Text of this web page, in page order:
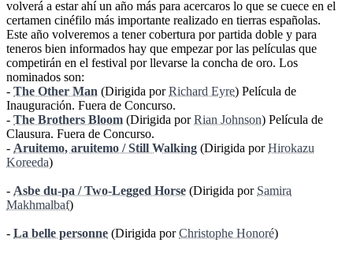
volverá a estar ahí un año más para acercaros lo que se cuece en el
certamen cinéfilo más importante realizado en tierras españolas.
Este año volveremos a tener cobertura por partida doble y para
teneros bien informados hay que empezar por las películas que
competirán en el festival por llevarse la concha de oro. Los
nominados son:
- The Other Man (Dirigida porRichard Eyre) Película de
Inauguración. Fuera de Concurso.
- The Brothers Bloom (Dirigida porRian Johnson) Película de
Clausura. Fuera de Concurso.
- Aruitemo, aruitemo / Still Walking (Dirigida porHirokazu
Koreeda)
- Asbe du-pa / Two-Legged Horse (Dirigida por Samira
Makhmalbaf)
- La belle personne (Dirigida porChristophe Honoré)